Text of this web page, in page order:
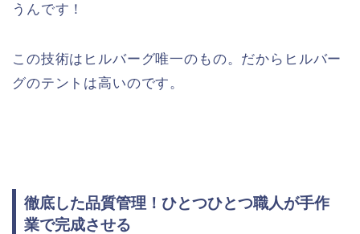
うんです！
この技術はヒルバーグ唯一のもの。だからヒルバー
グのテントは高いのです。
徹底した品質管理！ひとつひとつ職人が手作
業で完成させる